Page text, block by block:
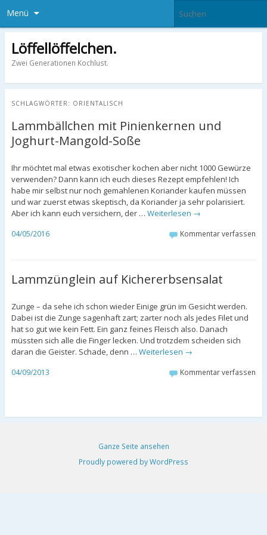
Menü
Löffellöffelchen.
Zwei Generationen Kochlust.
SCHLAGWÖRTER: ORIENTALISCH
Lammbällchen mit Pinienkernen und
Joghurt-Mangold-Soße
Ihr möchtet mal etwas exotischer kochen aber nicht 1000 Gewürze
verwenden? Dann kann ich euch dieses Rezept empfehlen! Ich
habe mir selbst nur noch gemahlenen Koriander kaufen müssen
und war zuerst etwas skeptisch, da Koriander ja sehr polarisiert.
Aber ich kann euch versichern, der … Weiterlesen →
04/05/2016 Kommentar verfassen
Lammzünglein auf Kichererbsensalat
Zunge – da sehe ich schon wieder Einige grün im Gesicht werden.
Dabei ist die Zunge sagenhaft zart; zarter noch als jedes Filet und
hat so gut wie kein Fett. Ein ganz feines Fleisch also. Danach
müssten sich alle die Finger lecken. Und trotzdem scheiden sich
daran die Geister. Schade, denn … Weiterlesen →
04/09/2013 Kommentar verfassen
Ganze Seite ansehen
Proudly powered by WordPress